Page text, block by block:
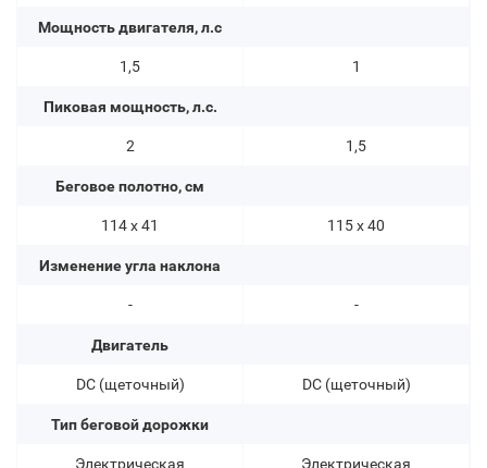
Мощность двигателя, л.с
1,5
Пиковая мощность, л.с.
2
Беговое полотно, см
114 х 41
Изменение угла наклона
-
Двигатель
DC (щеточный)
Тип беговой дорожки
Электрическая
1
1,5
115 х 40
-
DC (щеточный)
Электрическая